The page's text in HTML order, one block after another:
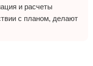
и расчеты
с планом, делают